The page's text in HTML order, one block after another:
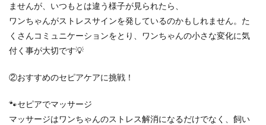
ませんが、いつもとは違う様子が見られたら、
ワンちゃんがストレスサインを発しているのかもしれません。た
くさんコミュニケーションをとり、ワンちゃんの小さな変化に気
付く事が大切です💡
②おすすめのセピアケアに挑戦！
🐾セピアでマッサージ
マッサージはワンちゃんのストレス解消になるだけでなく、飼い